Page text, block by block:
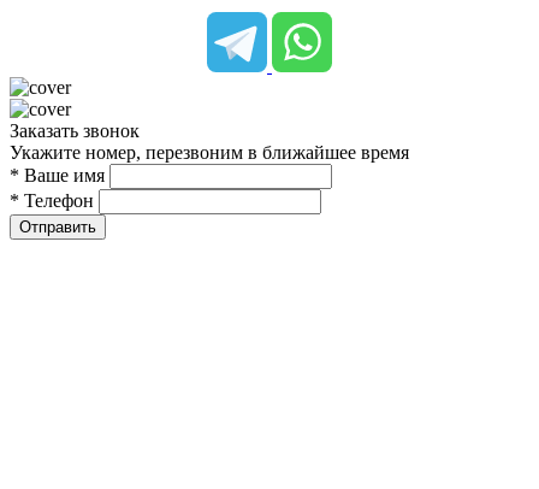
Заказать звонок
Укажите номер, перезвоним в ближайшее время
* Ваше имя
* Телефон
Отправить